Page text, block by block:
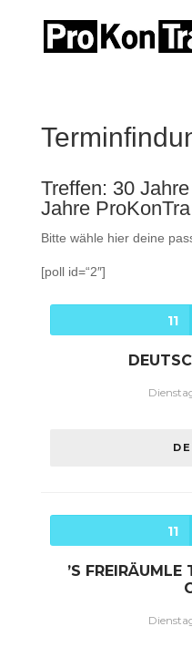
Treffen: 30
Jahre ProKonTra
Bitte wähle hier deine
[poll id=“2″]
11
11
’S